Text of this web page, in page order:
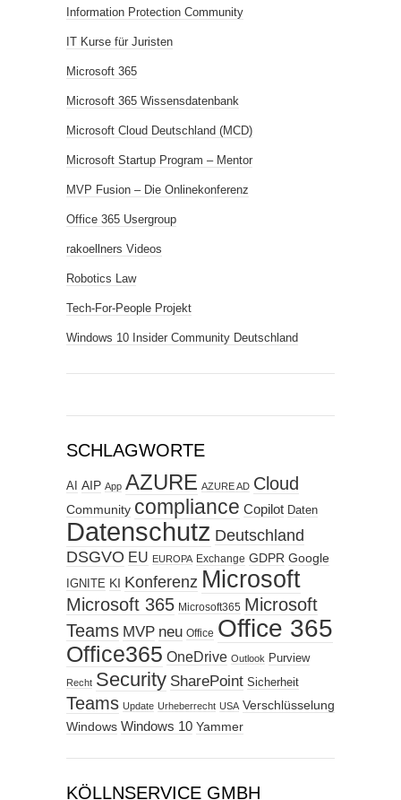
Information Protection Community
IT Kurse für Juristen
Microsoft 365
Microsoft 365 Wissensdatenbank
Microsoft Cloud Deutschland (MCD)
Microsoft Startup Program – Mentor
MVP Fusion – Die Onlinekonferenz
Office 365 Usergroup
rakoellners Videos
Robotics Law
Tech-For-People Projekt
Windows 10 Insider Community Deutschland
SCHLAGWORTE
AI AIP App AZURE AZURE AD Cloud
Community compliance Copilot Daten
Datenschutz Deutschland
DSGVO EU EUROPA Exchange GDPR Google
IGNITE KI Konferenz Microsoft
Microsoft 365 Microsoft365 Microsoft
Teams MVP neu Office Office 365
Office365 OneDrive Outlook Purview
Recht Security SharePoint Sicherheit
Teams Update Urheberrecht USA Verschlüsselung
Windows Windows 10 Yammer
KÖLLNSERVICE GMBH